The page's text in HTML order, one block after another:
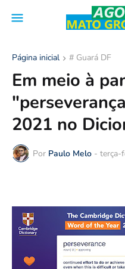
Página inicial # Guará DF
Em meio à
2021 no
Por Paulo Melo - terça-